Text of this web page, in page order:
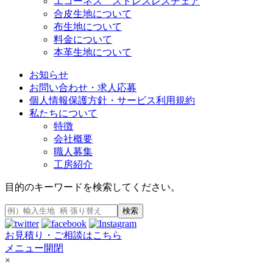
合皮生地について
布生地について
料金について
本革生地について
お知らせ
お問い合わせ・求人応募
個人情報保護方針・サービス利用規約
私たちについて
特徴
会社概要
職人募集
工房紹介
目的のキーワードを検索してください。
検索
お見積り・ご相談はこちら
メニュー開閉
×